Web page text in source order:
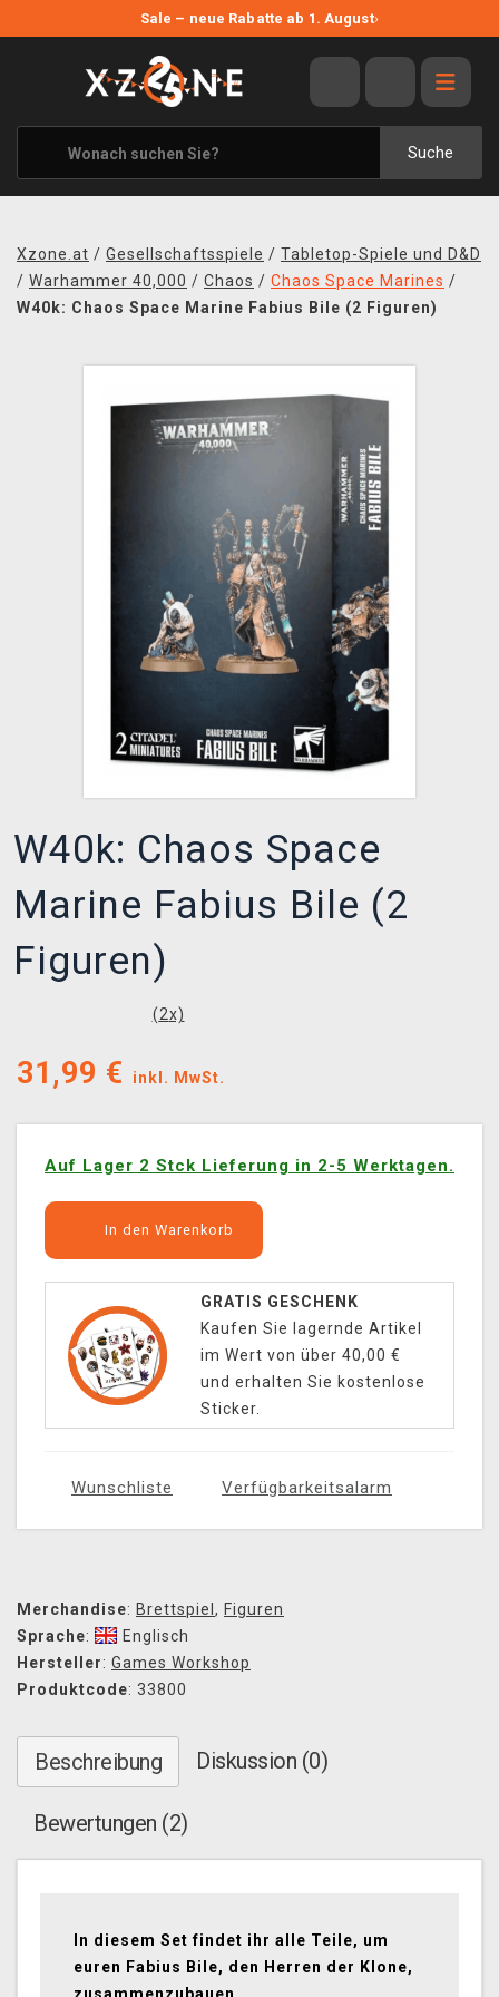
Sale – neue Rabatte ab 1. August›
Suche
ANGEBOTE
ALLE MARKEN
XZONE ORIGINALS
KLEIDUNG & ACCESSOIRES
BÜCHER & COMICS
Xzone.at / Gesellschaftsspiele / Tabletop-Spiele und D&D
/ Warhammer 40,000 / Chaos / Chaos Space Marines /
W40k: Chaos Space Marine Fabius Bile (2 Figuren)
W40k: Chaos Space
Marine Fabius Bile (2
Figuren)
(2x)
31,99 € inkl. MwSt.
Auf Lager 2 Stck Lieferung in 2-5 Werktagen.
In den Warenkorb
GRATIS GESCHENK
Kaufen Sie lagernde Artikel
im Wert von über 40,00 €
und erhalten Sie kostenlose
Sticker.
Wunschliste Verfügbarkeitsalarm
Merchandise: Brettspiel , Figuren
Sprache:
Englisch
Hersteller: Games Workshop
Produktcode: 33800
Beschreibung Diskussion (0)
Bewertungen (2)
In diesem Set findet ihr alle Teile, um
euren Fabius Bile, den Herren der Klone,